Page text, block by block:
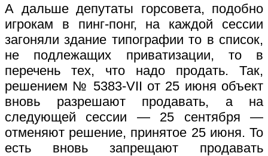
А дальше депутаты горсовета, подобно
игрокам в пинг-понг, на каждой сессии
загоняли здание типографии то в список,
не подлежащих приватизации, то в
перечень тех, что надо продать. Так,
решением № 5383-VII от 25 июня объект
вновь разрешают продавать, а на
следующей сессии — 25 сентября —
отменяют решение, принятое 25 июня. То
есть вновь запрещают продавать